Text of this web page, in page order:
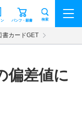
パンフ・願書
ン 検索
書カードGET
偏差値に